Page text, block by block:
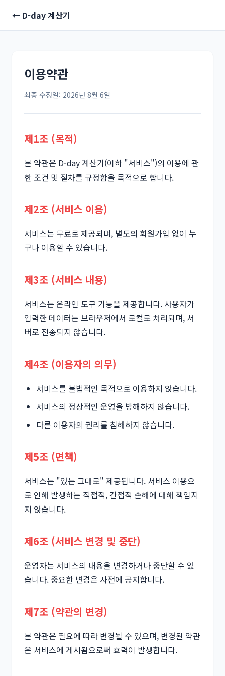
← D-day 계산기
이용약관
최종 수정일: 2026년 8월 6일
제1조 (목적)
본 약관은 D-day 계산기(이하 "서비스")의 이용에 관
한 조건 및 절차를 규정함을 목적으로 합니다.
제2조 (서비스 이용)
서비스는 무료로 제공되며, 별도의 회원가입 없이 누
구나 이용할 수 있습니다.
제3조 (서비스 내용)
서비스는 온라인 도구 기능을 제공합니다. 사용자가
입력한 데이터는 브라우저에서 로컬로 처리되며, 서
버로 전송되지 않습니다.
제4조 (이용자의 의무)
서비스를 불법적인 목적으로 이용하지 않습니다.
서비스의 정상적인 운영을 방해하지 않습니다.
다른 이용자의 권리를 침해하지 않습니다.
제5조 (면책)
서비스는 "있는 그대로" 제공됩니다. 서비스 이용으
로 인해 발생하는 직접적, 간접적 손해에 대해 책임지
지 않습니다.
제6조 (서비스 변경 및 중단)
운영자는 서비스의 내용을 변경하거나 중단할 수 있
습니다. 중요한 변경은 사전에 공지합니다.
제7조 (약관의 변경)
본 약관은 필요에 따라 변경될 수 있으며, 변경된 약관
은 서비스에 게시됨으로써 효력이 발생합니다.